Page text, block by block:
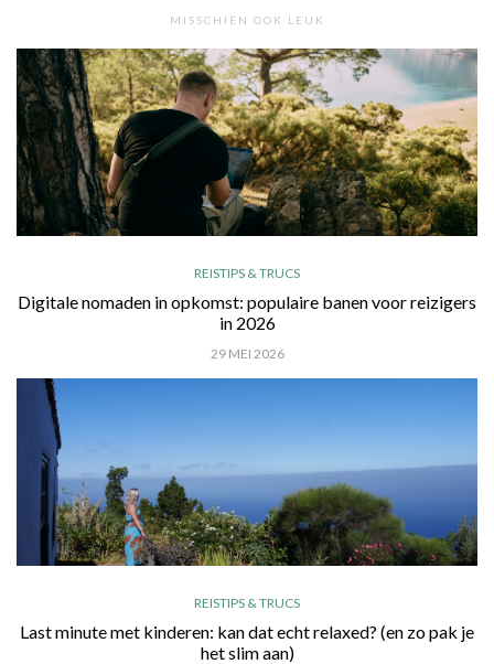
MISSCHIEN OOK LEUK
REISTIPS & TRUCS
Digitale nomaden in opkomst: populaire banen voor reizigers
in 2026
29 MEI 2026
REISTIPS & TRUCS
Last minute met kinderen: kan dat echt relaxed? (en zo pak je
het slim aan)